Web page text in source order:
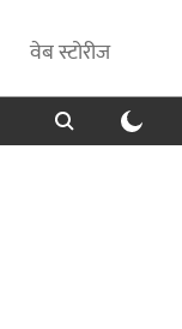
वेब स्टोरीज